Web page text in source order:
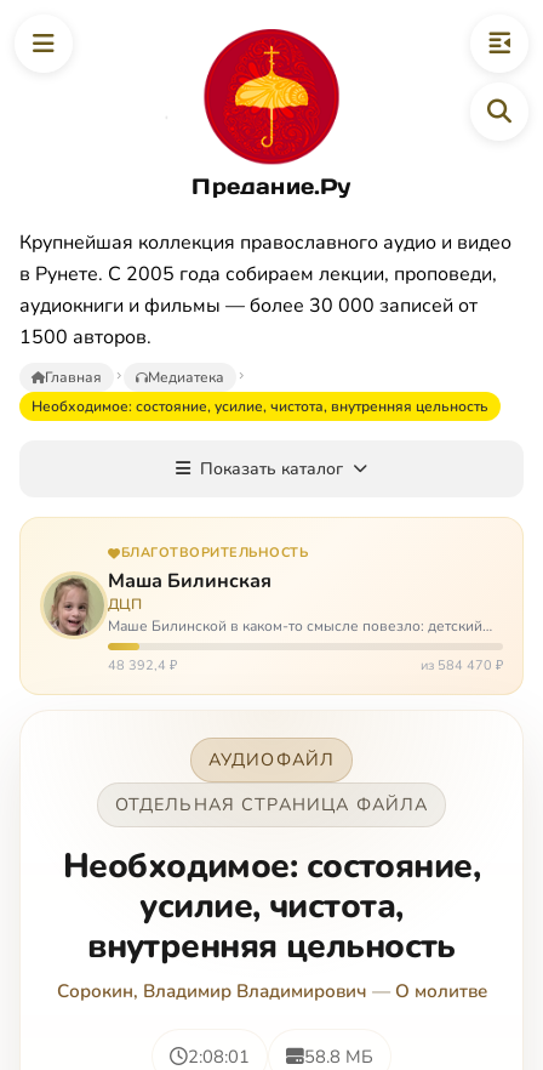
Предание.Ру
Крупнейшая коллекция православного аудио и видео
в Рунете. С 2005 года собираем лекции, проповеди,
аудиокниги и фильмы — более 30 000 записей от
1500 авторов.
Главная
Медиатека
Необходимое: состояние, усилие, чистота, внутренняя цельность
Показать каталог
БЛАГОТВОРИТЕЛЬНОСТЬ
Маша Билинская
ДЦП
Маше Билинской в каком-то смысле повезло: детский
церебральный паралич зацепил её не очень сильно. Но
всё-таки есть диагноз и есть немалые проблемы – Маша
48 392,4 ₽ из 584 470 ₽
АУДИОФАЙЛ
ОТДЕЛЬНАЯ СТРАНИЦА ФАЙЛА
Необходимое: состояние,
усилие, чистота,
внутренняя цельность
Сорокин, Владимир Владимирович — О молитве
2:08:01 58.8 МБ